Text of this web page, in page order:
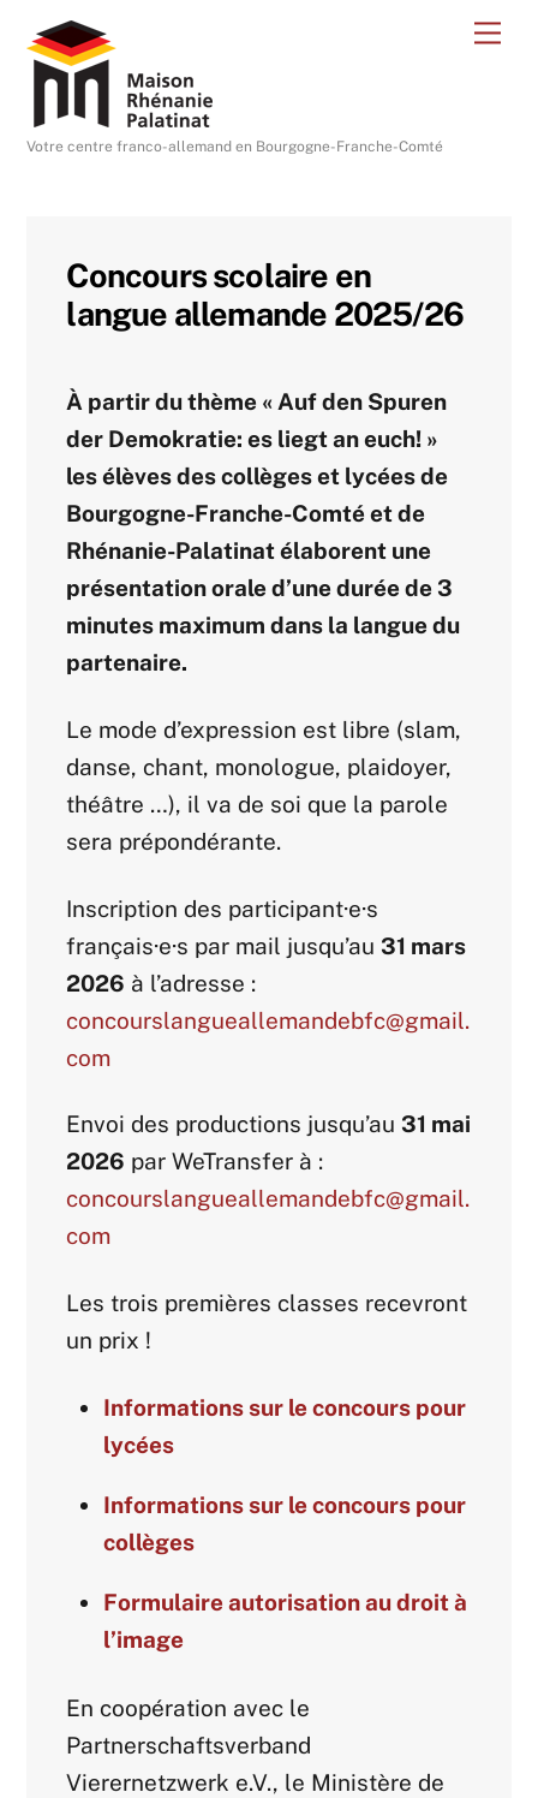
content
Votre centre franco-allemand en Bourgogne-Franche-Comté
Concours scolaire en
langue allemande 2025/26
À partir du thème « Auf den Spuren
der Demokratie: es liegt an euch! »
les élèves des collèges et lycées de
Bourgogne-Franche-Comté et de
Rhénanie-Palatinat élaborent une
présentation orale d’une durée de 3
minutes maximum dans la langue du
partenaire.
Le mode d’expression est libre (slam,
danse, chant, monologue, plaidoyer,
théâtre …), il va de soi que la parole
sera prépondérante.
Inscription des participant·e·s
français·e·s par mail jusqu’au 31 mars
2026 à l’adresse :
concourslangueallemandebfc@gmail.
com
Envoi des productions jusqu’au 31 mai
2026 par WeTransfer à :
concourslangueallemandebfc@gmail.
com
Les trois premières classes recevront
un prix !
Informations sur le concours pour
lycées
Informations sur le concours pour
collèges
Formulaire autorisation au droit à
l’image
En coopération avec le
Partnerschaftsverband
Vierernetzwerk e.V., le Ministère de